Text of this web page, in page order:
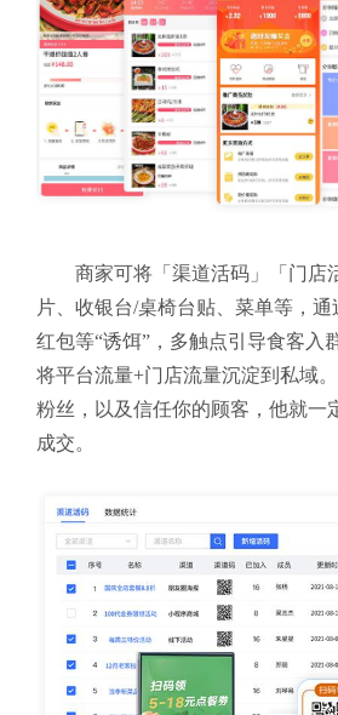
商家可将「渠道活码」「门店
片、收银台/桌椅台贴、菜单等，
红包等“诱饵”，多触点引导食客入
将平台流量+门店流量沉淀到私域
粉丝，以及信任你的顾客，他就一
成交。